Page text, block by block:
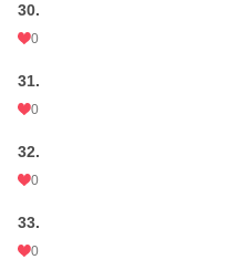
30.
0
31.
0
32.
0
33.
0